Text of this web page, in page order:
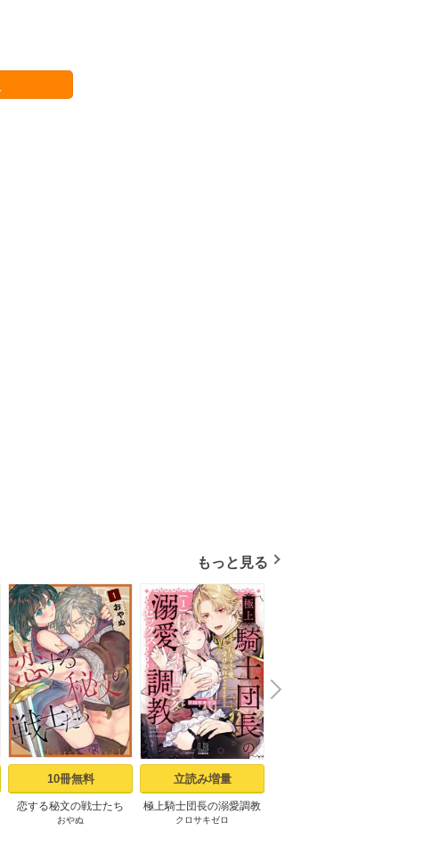
もっと見る
10冊無料
恋する秘文の戦士たち
【forcs edited】 1話
おやぬ
立読み増量
極上騎士団長の溺愛調教
～その巨大すぎる愛、す
クロサキゼロ
N
e
x
t